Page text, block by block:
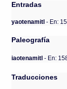
Entradas
yaotenamitl- En:
Paleografía
iaotenamitl - En:
Traducciones